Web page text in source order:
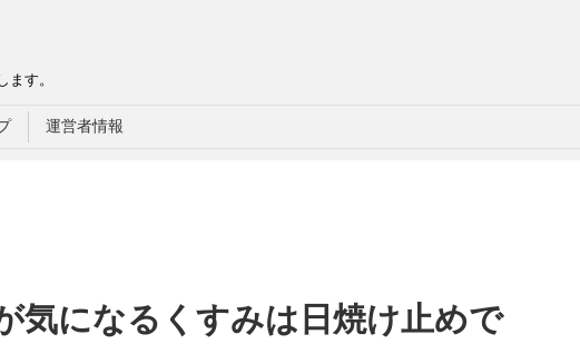
す。
運営者情報
気になるくすみは日焼け止めで